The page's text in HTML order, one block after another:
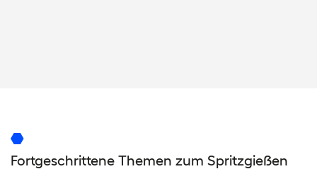
Fortgeschrittene Themen zum Spritzgießen